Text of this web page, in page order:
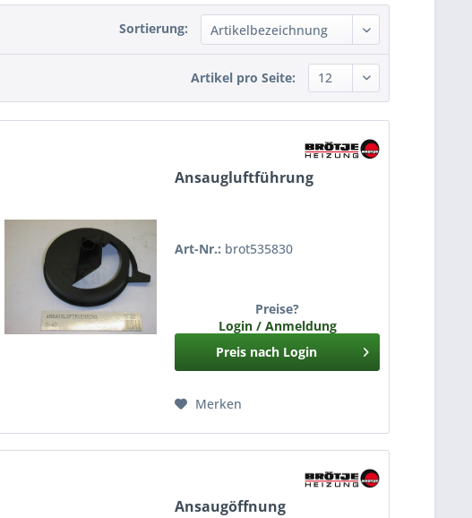
Sortierung:
Artikel pro Seite:
Ansaugluftführung
Art-Nr.: brot535830
Preise?
Login / Anmeldung
Preis nach Login
Merken
Ansaugöffnung